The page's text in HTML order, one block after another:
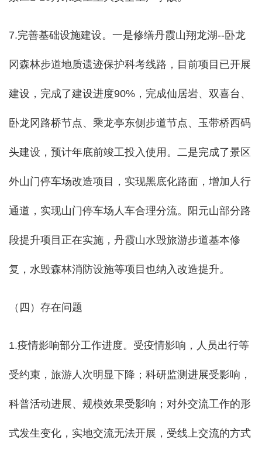
7.完善基础设施建设。一是修缮丹霞山翔龙湖--卧龙
冈森林步道地质遗迹保护科考线路，目前项目已开展
建设，完成了建设进度90%， 完成仙居岩、双喜台、
卧龙冈路桥节点、乘龙亭东侧步道节点、玉带桥西码
头建设 ，预计年底前竣工投入使用。二是完成了景区
外山门停车场改造项目，实现黑底化路面，增加 人行
通道，实现山门停车场人车合理分流。 阳元山部分路
段提升项目正在实施，丹霞山水毁旅游步道基本修
复，水毁森林消防设施等项目也纳入改造提升。
（四）存在问题
1.疫情影响部分工作进度。受疫情影响，人员出行等
受约束，旅游人次明显下降；科研监测进展受影响，
科普活动进展、规模效果受影响；对外交流工作的形
式发生变化，实地交流无法开展，受线上交流的方式